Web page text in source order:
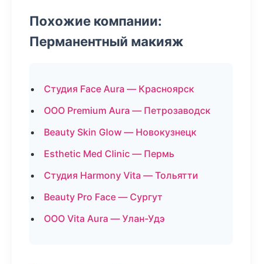
Похожие компании:
Перманентный макияж
Студия Face Aura — Красноярск
ООО Premium Aura — Петрозаводск
Beauty Skin Glow — Новокузнецк
Esthetic Med Clinic — Пермь
Студия Harmony Vita — Тольятти
Beauty Pro Face — Сургут
ООО Vita Aura — Улан-Удэ